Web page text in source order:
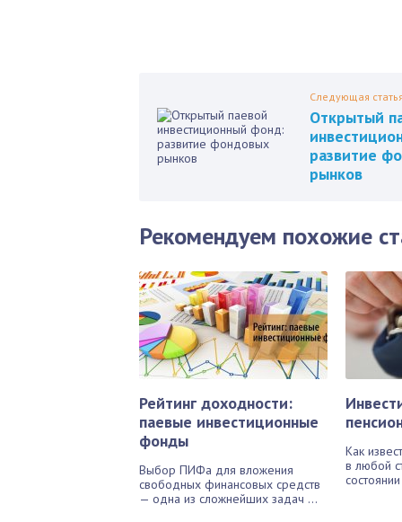
Следующая
Открытый
развитие
рынков
Рекомендуем похожие
Рейтинг доходности:
паевые инвестиционные
фонды
Выбор ПИФа для вложения
свободных финансовых средств
— одна из сложнейших задач ...
Как
в любой